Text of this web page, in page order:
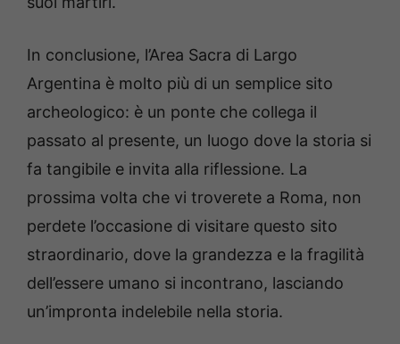
In conclusione, l’Area Sacra di Largo
Argentina è molto più di un semplice sito
archeologico: è un ponte che collega il
passato al presente, un luogo dove la storia si
fa tangibile e invita alla riflessione. La
prossima volta che vi troverete a Roma, non
perdete l’occasione di visitare questo sito
straordinario, dove la grandezza e la fragilità
dell’essere umano si incontrano, lasciando
un’impronta indelebile nella storia.